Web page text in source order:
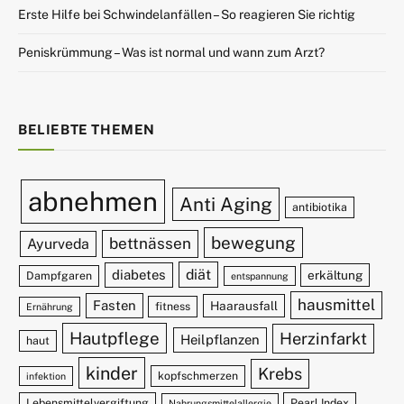
Erste Hilfe bei Schwindelanfällen – So reagieren Sie richtig
Peniskrümmung – Was ist normal und wann zum Arzt?
BELIEBTE THEMEN
abnehmen Anti Aging antibiotika
Ayurveda bettnässen bewegung
Dampfgaren diabetes diät entspannung erkältung
Ernährung Fasten fitness Haarausfall hausmittel
haut Hautpflege Heilpflanzen Herzinfarkt
infektion kinder kopfschmerzen Krebs